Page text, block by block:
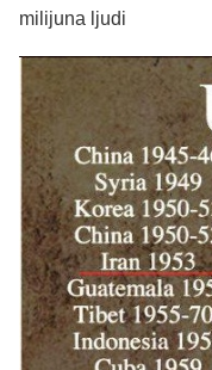
milijuna ljudi